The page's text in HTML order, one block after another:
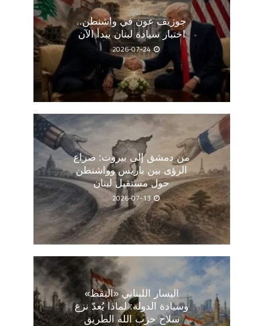
جوزيف عون في واشنطن..
اختبار سيادة لبنان يبدأ الآن
2026-07-24
من دمشق إلى بيروت: صراع
الرؤى بين باريس وواشنطن
حول مستقبل لبنان
2026-07-13
اليسار اللبناني «اليقظ»
وسيادة الدولة: لماذا يُعدّ نزع
سلاح حزب الله الطريق